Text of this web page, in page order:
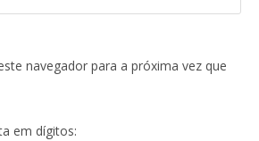
navegador para a próxima vez que
em dígitos: